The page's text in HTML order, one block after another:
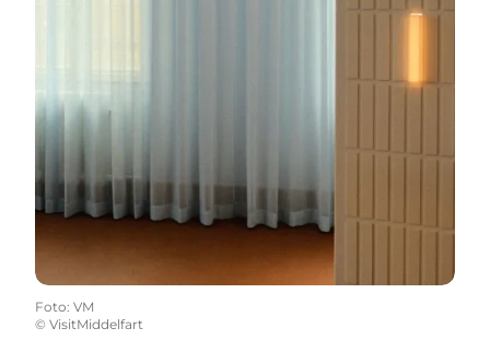
Foto: VM
© VisitMiddelfart